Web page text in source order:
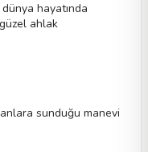
hayatında
ahlak
sunduğu manevi